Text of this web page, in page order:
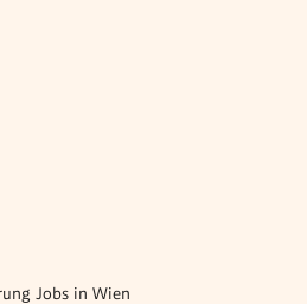
Jobs in Wien